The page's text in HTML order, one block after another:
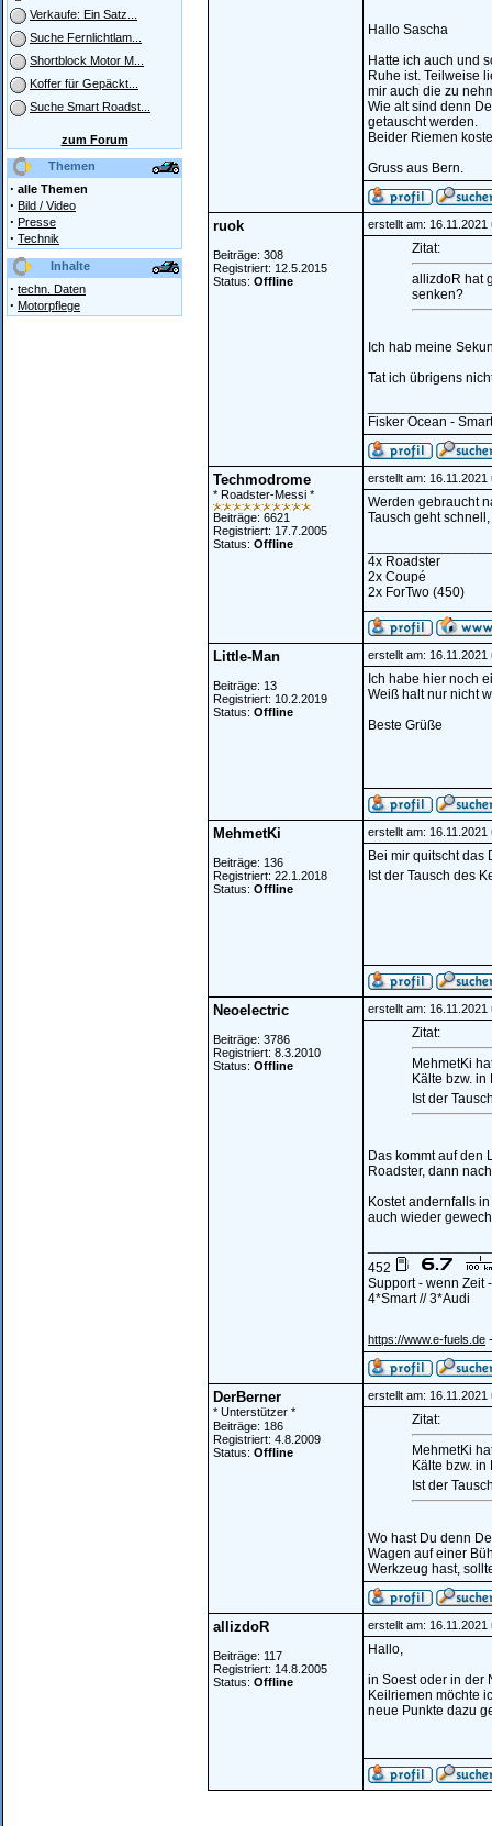
Verkaufe: Ein Satz...
Suche Fernlichtlam...
Shortblock Motor M...
Koffer für Gepäckt...
Suche Smart Roadst...
zum Forum
Themen
· alle Themen
· Bild / Video
· Presse
· Technik
Inhalte
· techn. Daten
· Motorpflege
Hallo Sascha
Hatte ich auch und
Ruhe ist. Teilweise
mir auch die zu
Wie alt sind denn
getauscht werden.
Beider Riemen
Gruss aus Bern.
ruok
Beiträge: 308
Registriert: 12.5.2015
Status: Offline
erstellt am: 16.11.2021
Zitat:
allizdoR hat
senken?
Ich hab meine
Tat ich übrigens
Fisker Ocean -
Techmodrome
* Roadster-Messi *
Beiträge: 6621
Registriert: 17.7.2005
Status: Offline
erstellt am: 16.11.2021
Werden gebraucht
Tausch geht
4x Roadster
2x Coupé
2x ForTwo (450)
Little-Man
Beiträge: 13
Registriert: 10.2.2019
Status: Offline
erstellt am: 16.11.2021
Ich habe hier noch
Weiß halt nur nicht
Beste Grüße
MehmetKi
Beiträge: 136
Registriert: 22.1.2018
Status: Offline
erstellt am: 16.11.2021
Bei mir quitscht das
Ist der Tausch des
Neoelectric
Beiträge: 3786
Registriert: 8.3.2010
Status: Offline
erstellt am: 16.11.2021
Zitat:
MehmetKi
Kälte bzw. in
Ist der
Das kommt auf den
Roadster, dann
Kostet andernfalls
auch wieder
452
Support - wenn Zeit
4*Smart // 3*Audi
https://www.e-fuels.de
DerBerner
* Unterstützer *
Beiträge: 186
Registriert: 4.8.2009
Status: Offline
erstellt am: 16.11.2021
Zitat:
MehmetKi
Kälte bzw. in
Ist der
Wo hast Du denn
Wagen auf einer
Werkzeug hast,
allizdoR
Beiträge: 117
Registriert: 14.8.2005
Status: Offline
erstellt am: 16.11.2021
Hallo,
in Soest oder in der
Keilriemen möchte
neue Punkte dazu